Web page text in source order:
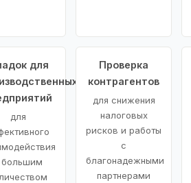
для
для
большим
Проверка
контрагентов
для снижения
налоговых
рисков и работы
с
благонадежными
партнерами